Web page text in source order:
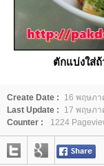
ตักแบ่งใส่
Create Date :
16 พฤษภา
Last Update :
17 พฤษภา
Counter :
1224